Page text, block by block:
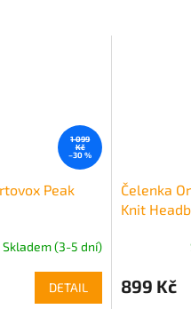
1 099
Kč
–30 %
Peak
Skladem (3-5 dní)
DETAIL
Čelenka
Knit
899 Kč